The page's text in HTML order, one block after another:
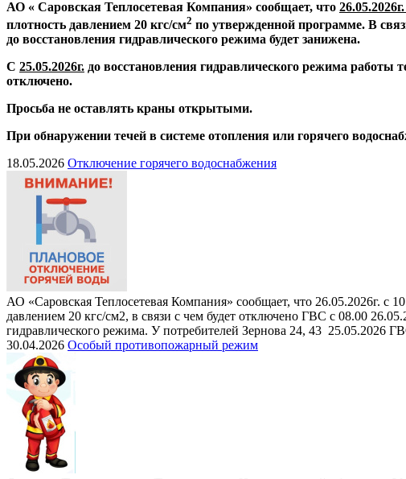
АО « Саровская Теплосетевая Компания» сообщает, что
плотность давлением 20 кгс/см2 по утвержденной программе. В
до восстановления гидравлического режима будет занижена.
С 25.05.2026г. до восстановления гидравлического режима работы
отключено.
Просьба не оставлять краны открытыми.
При обнаружении течей в системе отопления или горячего
18.05.2026 Отключение горячего водоснабжения
АО «Саровская Теплосетевая Компания» сообщает, что 26.05.2026г. с
давлением 20 кгс/см2, в связи с чем будет отключено ГВС с 08.00
гидравлического режима. У потребителей Зернова 24, 43 25.05.2026
30.04.2026 Особый противопожарный режим